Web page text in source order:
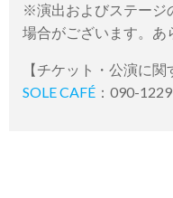
※演出およびステージ
場合がございます。あ
【チケット・公演に
SOLE CAFÉ ：090-